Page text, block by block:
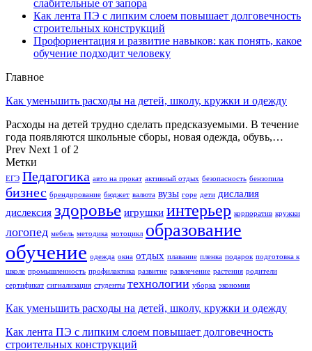
слабительные от запора
Как лента ПЭ с липким слоем повышает долговечность
строительных конструкций
Профориентация и развитие навыков: как понять, какое
обучение подходит человеку
Главное
Как уменьшить расходы на детей, школу, кружки и одежду
Расходы на детей трудно сделать предсказуемыми. В течение
года появляются школьные сборы, новая одежда, обувь,…
Prev Next 1 of 2
Метки
ЕГЭ Педагогика авто на прокат активный отдых безопасность бензопила
бизнес брендирование бюджет валюта вузы горе дети дислалия
дислексия здоровье игрушки интерьер корпоратив кружки
логопед мебель методика мотоцикл образование
обучение одежда окна отдых плавание пленка подарок подготовка к
школе промышленность профилактика развитие развлечение растения родители
сертификат сигнализация студенты технологии уборка экономия
Как уменьшить расходы на детей, школу, кружки и одежду
Как лента ПЭ с липким слоем повышает долговечность
строительных конструкций